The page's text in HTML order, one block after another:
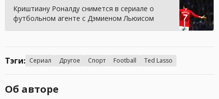
Криштиану Роналду снимется в сериале о
футбольном агенте с Дэмиеном Льюисом
Тэги: Сериал Другое Спорт Football Ted Lasso
Об авторе